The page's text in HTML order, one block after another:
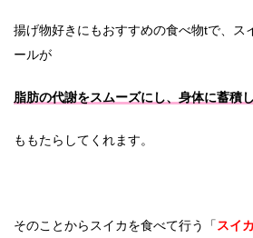
揚げ物好きにもおすすめの食べ物tで、ス
ールが
脂肪の代謝をスムーズにし、身体に蓄積
ももたらしてくれます。
そのことからスイカを食べて行う「 スイ